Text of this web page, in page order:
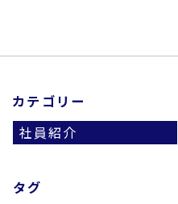
カテゴリー
社員紹介
タグ